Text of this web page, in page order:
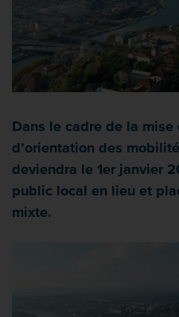
Dans le cadre de la
d’orientation des
deviendra le 1er janvier
public local en lieu et
mixte.